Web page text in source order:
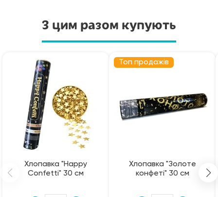
З цим разом купують
Хлопавка "Happy
Confetti" 30 см
Топ продажів
Хлопавка "Золоте
конфеті" 30 см